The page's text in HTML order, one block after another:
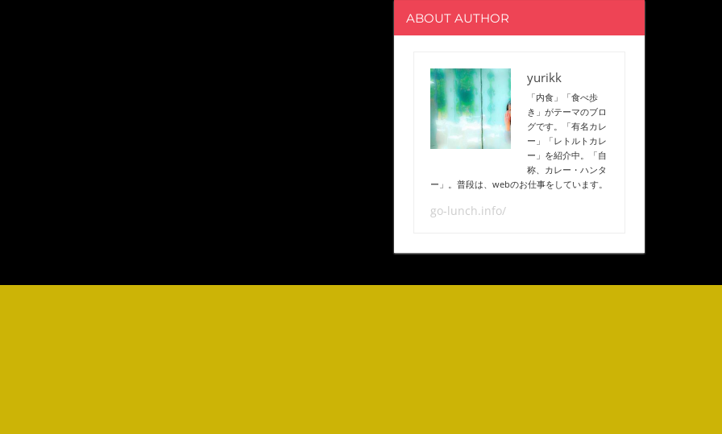
ABOUT AUTHOR
yurikk
「内食」「食べ歩
き」がテーマのブロ
グです。「有名カレ
ー」「レトルトカレ
ー」を紹介中。「自
称、カレー・ハンタ
ー」。普段は、webのお仕事をしています。
go-lunch.info/